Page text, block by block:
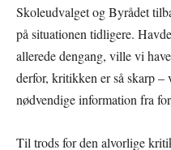
Skoleudvalget og Byrådet
på situationen tidligere.
allerede dengang, ville vi
derfor, kritikken er så skarp
nødvendige information fra
Til trods for den alvorlige